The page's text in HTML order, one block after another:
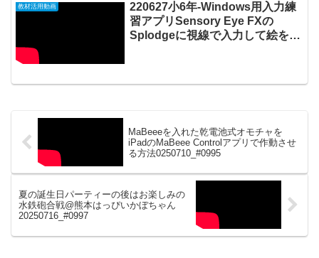
教材活用動画
220627小6年-Windows用入力練
習アプリSensory Eye FXの
Splodgeに視線で入力して絵を描
MaBeeeを入れた乾電池式オモチャを
iPadのMaBeee Controlアプリで作動させ
る方法0250710_#0995
夏の誕生日パーティーの後はお楽しみの
水鉄砲合戦@熊本はっぴいかぼちゃん
20250716_#0997